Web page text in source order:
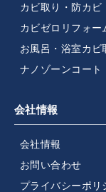
カビ取り・防カビ
カビゼロリフォー
お風呂・浴室カビ
ナノゾーンコート
会社情報
会社情報
お問い合わせ
プライバシーポリ